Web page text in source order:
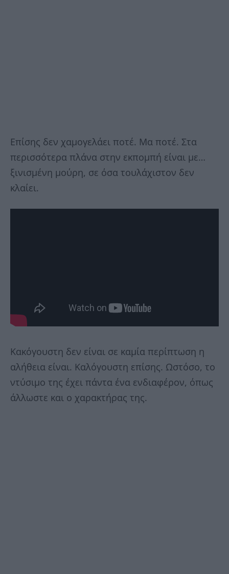
Επίσης δεν χαμογελάει ποτέ. Μα ποτέ. Στα
περισσότερα πλάνα στην εκπομπή είναι με…
ξινισμένη μούρη, σε όσα τουλάχιστον δεν
κλαίει.
Κακόγουστη δεν είναι σε καμία περίπτωση η
αλήθεια είναι. Καλόγουστη επίσης. Ωστόσο, το
ντύσιμο της έχει πάντα ένα ενδιαφέρον, όπως
άλλωστε και ο χαρακτήρας της.